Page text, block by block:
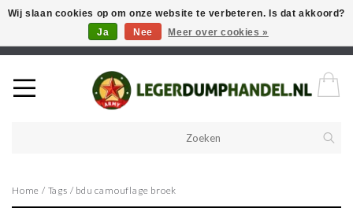
Welkom in onze webshop! Als u een product zoekt en deze niet kan
vinden in de webwinkel, neem vooral contact op!
Home / Tags / bdu camouflage broek
Wij slaan cookies op om onze website te verbeteren. Is dat akkoord?
Ja
Nee Meer over cookies »